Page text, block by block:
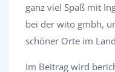
ganz viel Spaß mit
bei der wito gmbh,
schöner Orte im
Im Beitrag wird